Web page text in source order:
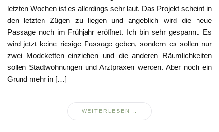
letzten Wochen ist es allerdings sehr laut. Das Projekt scheint in
den letzten Zügen zu liegen und angeblich wird die neue
Passage noch im Frühjahr eröffnet. Ich bin sehr gespannt. Es
wird jetzt keine riesige Passage geben, sondern es sollen nur
zwei Modeketten einziehen und die anderen Räumlichkeiten
sollen Stadtwohnungen und Arztpraxen werden. Aber noch ein
Grund mehr in […]
WEITERLESEN...